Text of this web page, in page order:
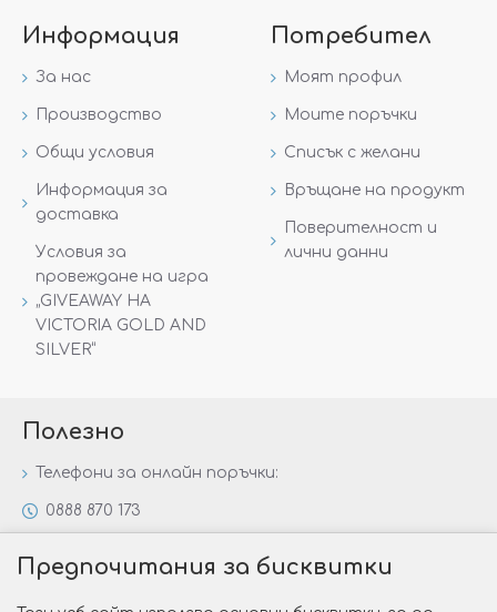
Информация
За нас
Производство
Общи условия
Информация за
доставка
Условия за
провеждане на игра
„GIVEAWAY НА
VICTORIA GOLD AND
SILVER“
Потребител
Моят профил
Моите поръчки
Списък с желани
Връщане на продукт
Поверителност и
лични данни
Полезно
Телефони за онлайн поръчки:
0888 870 173
Предпочитания за бисквитки